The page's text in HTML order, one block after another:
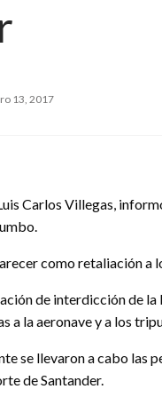
13, 2017
Carlos Villegas,
como retaliación
de interdicción de
a la aeronave y a los
se llevaron a cabo las
de Santander.